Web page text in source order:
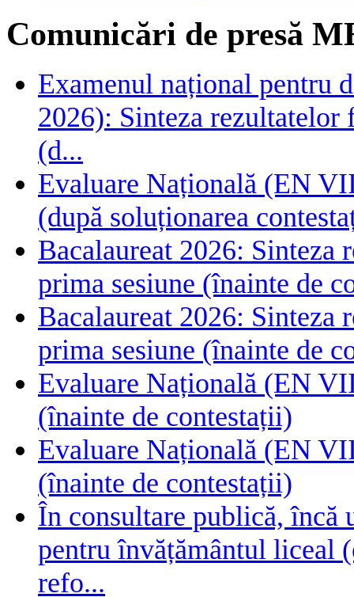
Comunicări de presă
Examenul național pentru
2026): Sinteza rezultatelor
(d...
Evaluare Națională (EN
(după soluționarea
Bacalaureat 2026:
prima sesiune (înainte de
Bacalaureat 2026:
prima sesiune (înainte de
Evaluare Națională (EN
(înainte de contestații)
Evaluare Națională (EN
(înainte de contestații)
În consultare publică, încă
pentru învățământul liceal
refo...